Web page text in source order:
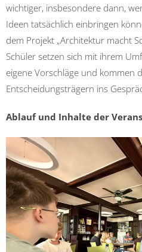
wichtiger, insbesondere dann,
Ideen tatsächlich einbringen
dem Projekt „Architektur macht
Schüler setzen sich mit ihrem
eigene Vorschläge und kommen
Entscheidungsträgern ins
Ablauf und Inhalte der